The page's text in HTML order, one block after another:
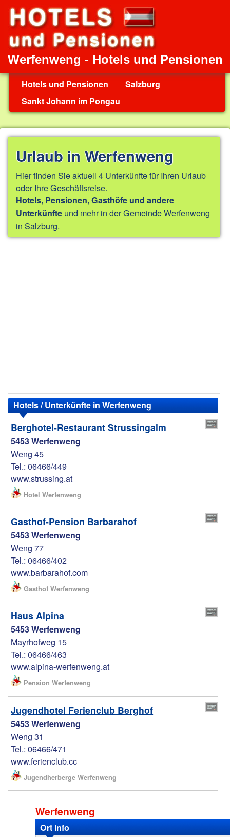
Werfenweng - Hotels und Pensionen
Hotels und Pensionen
Salzburg
Sankt Johann im Pongau
Urlaub in Werfenweng
Hier finden Sie aktuell 4 Unterkünfte für Ihren Urlaub
oder Ihre Geschäftsreise.
Hotels, Pensionen, Gasthöfe und andere
Unterkünfte und mehr in der Gemeinde Werfenweng
in Salzburg.
Hotels / Unterkünfte in Werfenweng
Berghotel-Restaurant Strussingalm
5453 Werfenweng
Weng 45
Tel.: 06466/449
www.strussing.at
Hotel Werfenweng
Gasthof-Pension Barbarahof
5453 Werfenweng
Weng 77
Tel.: 06466/402
www.barbarahof.com
Gasthof Werfenweng
Haus Alpina
5453 Werfenweng
Mayrhofweg 15
Tel.: 06466/463
www.alpina-werfenweng.at
Pension Werfenweng
Jugendhotel Ferienclub Berghof
5453 Werfenweng
Weng 31
Tel.: 06466/471
www.ferienclub.cc
Jugendherberge Werfenweng
Werfenweng
Ort Info